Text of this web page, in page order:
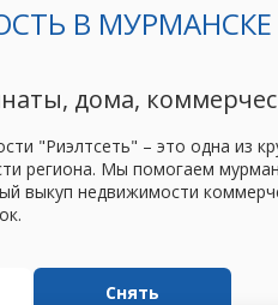
В МУРМАНСКЕ
дома,
"Риэлтсеть" – это одна из
региона. Мы помогаем
выкуп недвижимости
Снять